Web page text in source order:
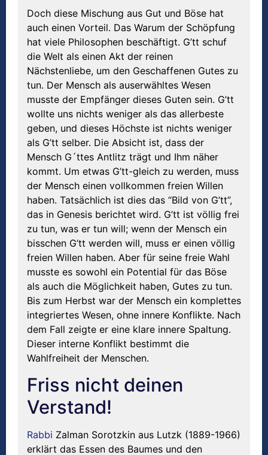
Doch diese Mischung aus Gut und Böse hat
auch einen Vorteil. Das Warum der Schöpfung
hat viele Philosophen beschäftigt. G’tt schuf
die Welt als einen Akt der reinen
Nächstenliebe, um den Geschaffenen Gutes zu
tun. Der Mensch als auserwähltes Wesen
musste der Empfänger dieses Guten sein. G’tt
wollte uns nichts weniger als das allerbeste
geben, und dieses Höchste ist nichts weniger
als G’tt selber. Die Absicht ist, dass der
Mensch G´ttes Antlitz trägt und Ihm näher
kommt. Um etwas G’tt-gleich zu werden, muss
der Mensch einen vollkommen freien Willen
haben. Tatsächlich ist dies das “Bild von G’tt”,
das in Genesis berichtet wird. G’tt ist völlig frei
zu tun, was er tun will; wenn der Mensch ein
bisschen G’tt werden will, muss er einen völlig
freien Willen haben. Aber für seine freie Wahl
musste es sowohl ein Potential für das Böse
als auch die Möglichkeit haben, Gutes zu tun.
Bis zum Herbst war der Mensch ein komplettes
integriertes Wesen, ohne innere Konflikte. Nach
dem Fall zeigte er eine klare innere Spaltung.
Dieser interne Konflikt bestimmt die
Wahlfreiheit der Menschen.
Friss nicht deinen
Verstand!
Rabbi Zalman Sorotzkin aus Lutzk (1889-1966)
erklärt das Essen des Baumes und den